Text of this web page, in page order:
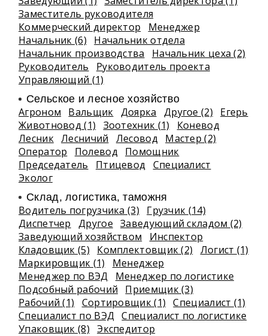
Заместитель руководителя
Коммерческий директор
Менеджер
Начальник (6)
Начальник отдела
Начальник производства
Начальник цеха (2)
Руководитель
Руководитель проекта
Управляющий (1)
Сельское и лесное хозяйство
Агроном Вальщик Доярка Другое (2)
Егерь
Животновод (1)
Зоотехник (1)
Коневод
Лесник Лесничий Лесовод
Мастер (2)
Оператор
Полевод
Помощник
Председатель
Птицевод
Специалист
Эколог
Склад, логистика, таможня
Водитель погрузчика (3)
Грузчик (14)
Диспетчер
Другое Заведующий складом (2)
Заведующий хозяйством
Инспектор
Кладовщик (5)
Комплектовщик (2)
Логист (1)
Маркировщик (1)
Менеджер
Менеджер по ВЭД
Менеджер по логистике
Подсобный рабочий
Приемщик (3)
Рабочий (1)
Сортировщик (1)
Специалист (1)
Специалист по ВЭД
Специалист по логистике
Упаковщик (8)
Экспедитор